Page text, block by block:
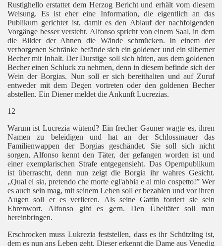
Rustighello erstattet dem Herzog Bericht und erhält vom diesem
Weisung. Es ist eher eine Information, die eigentlich an das
Publikum gerichtet ist, damit es den Ablauf der nachfolgenden
Vorgänge besser versteht. Alfonso spricht von einem Saal, in dem
die Bilder der Ahnen die Wände schmücken. In einem der
verborgenen Schränke befände sich ein goldener und ein silberner
Becher mit Inhalt. Der Durstige soll sich hüten, aus dem goldenen
Becher einen Schluck zu nehmen, denn in diesem befinde sich der
Wein der Borgias. Nun soll er sich bereithalten und auf Zuruf
entweder mit dem Degen vortreten oder den goldenen Becher
abstellen. Ein Diener meldet die Ankunft Lucrezias.
12
Warum ist Lucrezia wütend? Ein frecher Gauner wagte es, ihren
Namen zu beleidigen und hat an der Schlossmauer das
Familienwappen der Borgias geschändet. Sie soll sich nicht
sorgen, Alfonso kennt den Täter, der gefangen worden ist und
einer exemplarischen Strafe entgegensieht. Das Opernpublikum
ist überrascht, denn nun zeigt die Borgia ihr wahres Gesicht.
„Qual el sia, pretendo che morte egl'abbia e al mio cospetto!” Wer
es auch sein mag, mit seinem Leben soll er bezahlen und vor ihren
Augen soll er es verlieren. Als seine Gattin fordert sie sein
Ehrenwort. Alfonso gibt es gern. Den Übeltäter soll man
hereinbringen.
Erschrocken muss Lukrezia feststellen, dass es ihr Schützling ist,
dem es nun ans Leben geht. Dieser erkennt die Dame aus Venedig